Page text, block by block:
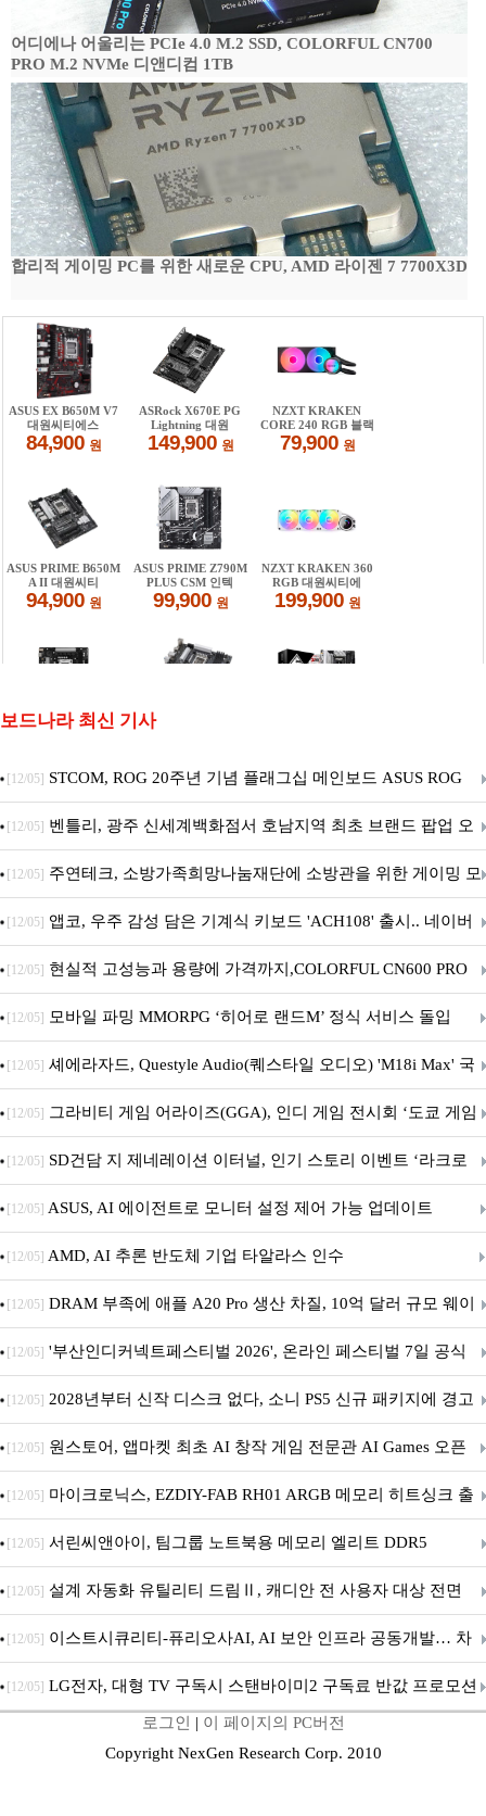
어디에나 어울리는 PCIe 4.0 M.2 SSD, COLORFUL CN700
PRO M.2 NVMe 디앤디컴 1TB
합리적 게이밍 PC를 위한 새로운 CPU, AMD 라이젠 7 7700X3D
보드나라 최신 기사
[12/05] STCOM, ROG 20주년 기념 플래그십 메인보드 ASUS ROG
Crosshair X870E EDITION 20 국내 출시 예정
[12/05] 벤틀리, 광주 신세계백화점서 호남지역 최초 브랜드 팝업 오
픈
[12/05] 주연테크, 소방가족희망나눔재단에 소방관을 위한 게이밍 모
니터·스마트 펫 침대 기부
[12/05] 앱코, 우주 감성 담은 기계식 키보드 'ACH108' 출시.. 네이버
브랜드데이 기획전 진행
[12/05] 현실적 고성능과 용량에 가격까지,COLORFUL CN600 PRO
M.2 NVMe 디앤디컴 1TB
[12/05] 모바일 파밍 MMORPG ‘히어로 랜드M’ 정식 서비스 돌입
[12/05] 셰에라자드, Questyle Audio(퀘스타일 오디오) 'M18i Max' 국
내 정식 출시
[12/05] 그라비티 게임 어라이즈(GGA), 인디 게임 전시회 ‘도쿄 게임
던전 13’ 참가!
[12/05] SD건담 지 제네레이션 이터널, 인기 스토리 이벤트 ‘라크로
아의 용사’ 재개최 및 풍성한 기념 이벤트 실시!
[12/05] ASUS, AI 에이전트로 모니터 설정 제어 가능 업데이트
[12/05] AMD, AI 추론 반도체 기업 타알라스 인수
[12/05] DRAM 부족에 애플 A20 Pro 생산 차질, 10억 달러 규모 웨이
퍼 대기
[12/05] '부산인디커넥트페스티벌 2026', 온라인 페스티벌 7일 공식
개막... 22일간 진행
[12/05] 2028년부터 신작 디스크 없다, 소니 PS5 신규 패키지에 경고
문 추가
[12/05] 원스토어, 앱마켓 최초 AI 창작 게임 전문관 AI Games 오픈
[12/05] 마이크로닉스, EZDIY-FAB RH01 ARGB 메모리 히트싱크 출
시
[12/05] 서린씨앤아이, 팀그룹 노트북용 메모리 엘리트 DDR5
5600MHz 16GB 출시
[12/05] 설계 자동화 유틸리티 드림Ⅱ, 캐디안 전 사용자 대상 전면
무상 배포
[12/05] 이스트시큐리티-퓨리오사AI, AI 보안 인프라 공동개발… 차
세대 AI 보안 플랫폼 구축
[12/05] LG전자, 대형 TV 구독시 스탠바이미2 구독료 반값 프로모션
로그인 | 이 페이지의 PC버전
Copyright NexGen Research Corp. 2010